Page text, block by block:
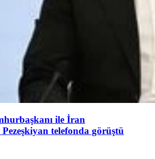
ile İran
telefonda görüştü